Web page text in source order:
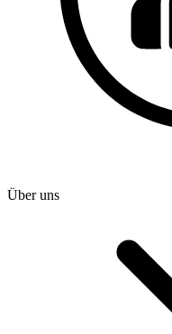
Über uns